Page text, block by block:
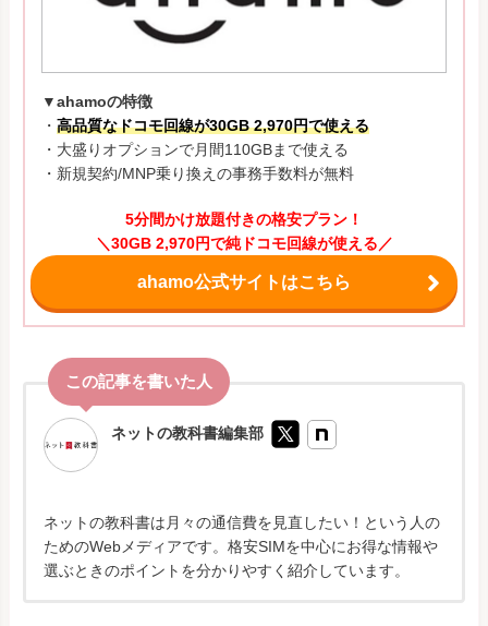
▼ahamoの特徴
・ 高品質なドコモ回線が30GB 2,970円で使える
・大盛りオプションで月間110GBまで使える
・新規契約/MNP乗り換えの事務手数料が無料
5分間かけ放題付きの格安プラン！
＼30GB 2,970円で純ドコモ回線が使える／
ahamo公式サイトはこちら
ネットの教科書編集部
ネットの教科書は月々の通信費を見直したい！という人の
ためのWebメディアです。格安SIMを中心にお得な情報や
選ぶときのポイントを分かりやすく紹介しています。